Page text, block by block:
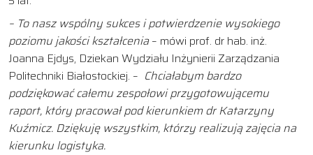
– To nasz wspólny sukces i potwierdzenie wysokiego
poziomu jakości kształcenia– mówi prof. dr hab. inż.
Joanna Ejdys, Dziekan Wydziału Inżynierii Zarządzania
Politechniki Białostockiej. – Chciałabym bardzo
podziękować całemu zespołowi przygotowującemu
raport, który pracował pod kierunkiem dr Katarzyny
Kuźmicz. Dziękuję wszystkim, którzy realizują zajęcia na
kierunku logistyka.